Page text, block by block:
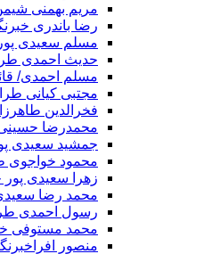
مریم بهمنی
رضا باندری
مسلم سعیدی پور
حدیث احمدی
مسلم احمدی/
مجتبی کیانی
فخرالدین
محمدرضا
جمشید سعیدی
محمود خواجوی
زهرا سعیدی پور
محمد رضا سعیدی
رسول احمدی
محمد مستوفی
منصور